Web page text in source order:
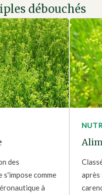
débouchés
des
s'impose comme
à
après